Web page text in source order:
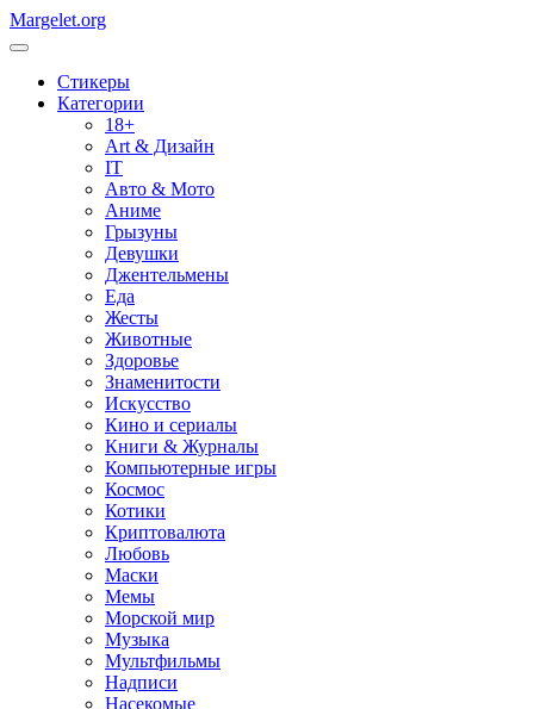
Margelet.org
Стикеры
Категории
18+
Art & Дизайн
IT
Авто & Мото
Аниме
Грызуны
Девушки
Джентельмены
Еда
Жесты
Животные
Здоровье
Знаменитости
Искусство
Кино и сериалы
Книги & Журналы
Компьютерные игры
Космос
Котики
Криптовалюта
Любовь
Маски
Мемы
Морской мир
Музыка
Мультфильмы
Надписи
Насекомые